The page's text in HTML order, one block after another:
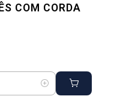
COM CORDA